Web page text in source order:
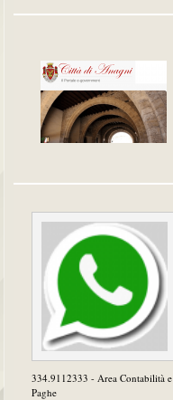
334.9112333 - Area Contabilità e
Paghe